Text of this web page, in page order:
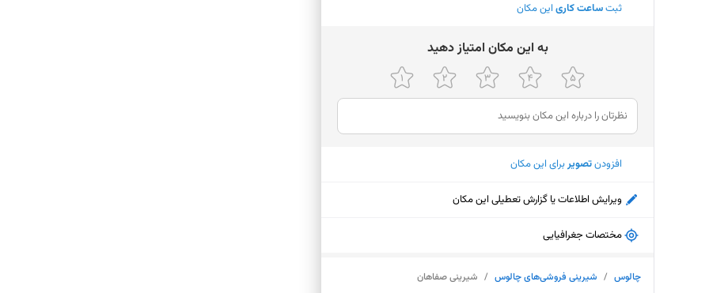
ثبتساعت کاری این مکان
ﺑﻪ اﯾﻦ ﻣﮑﺎن اﻣﺘﯿﺎز دﻫﯿﺪ
افزودنتصویربرای این مکان
ویرایش اطلاعات یا گزارش تعطیلی این مکان
مختصات جغرافیایی
چالوس / شیرینی فروشی‌های چالوس / شیرینی صفاهان